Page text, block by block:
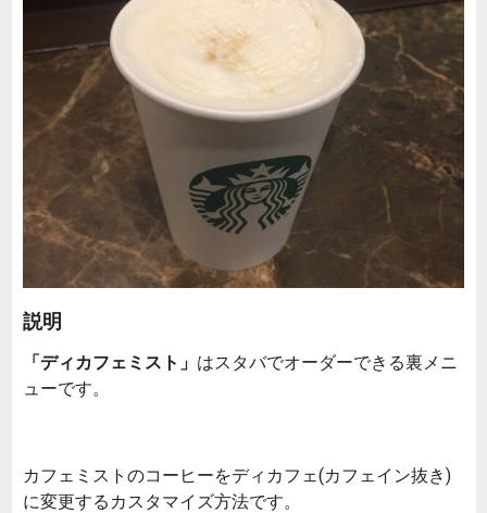
説明
「ディカフェミスト」 はスタバでオーダーできる裏メニ
ューです。
カフェミストのコーヒーをディカフェ(カフェイン抜き)
に変更するカスタマイズ方法です。